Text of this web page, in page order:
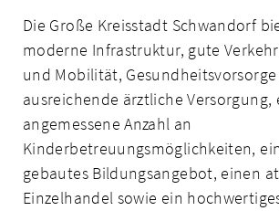
Die Große Kreisstadt Schwandorf
moderne Infrastruktur, gute
und Mobilität,
ausreichende ärztliche Ver­sorgung,
angemessene Anzahl an
Kinderbetreuungsmöglichkeiten,
gebautes Bildungsangebot, einen
Einzelhandel sowie ein